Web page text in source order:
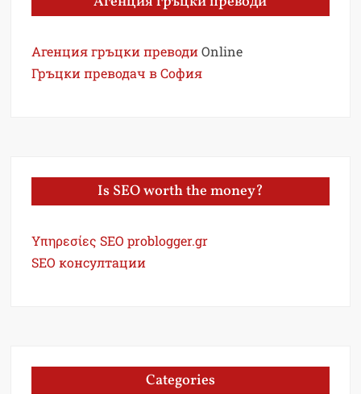
Агенция гръцки преводи Online
Гръцки преводач в София
Is SEO worth the money?
Υπηρεσίες SEO problogger.gr
SEO консултации
Categories